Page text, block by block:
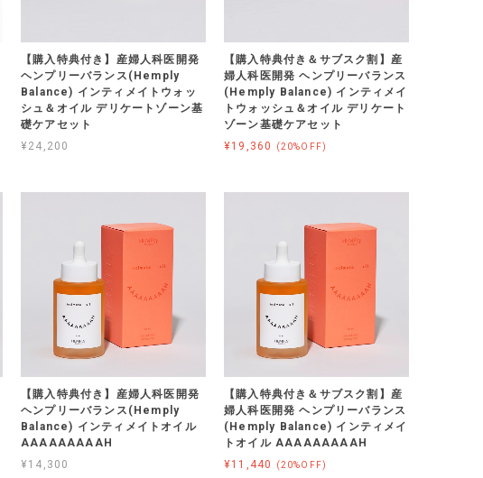
【購入特典付き】産婦人科医開発
ヘンプリーバランス(Hemply
Balance) インティメイトウォッ
シュ＆オイル デリケートゾーン基
礎ケアセット
¥24,200
【購入特典付き＆サブスク割】産
婦人科医開発 ヘンプリーバランス
(Hemply Balance) インティメイ
トウォッシュ＆オイル デリケート
ゾーン基礎ケアセット
¥19,360
(20%OFF)
【購入特典付き】産婦人科医開発
ヘンプリーバランス(Hemply
Balance) インティメイトオイル
AAAAAAAAAH
¥14,300
【購入特典付き＆サブスク割】産
婦人科医開発 ヘンプリーバランス
(Hemply Balance) インティメイ
トオイル AAAAAAAAAH
¥11,440
(20%OFF)